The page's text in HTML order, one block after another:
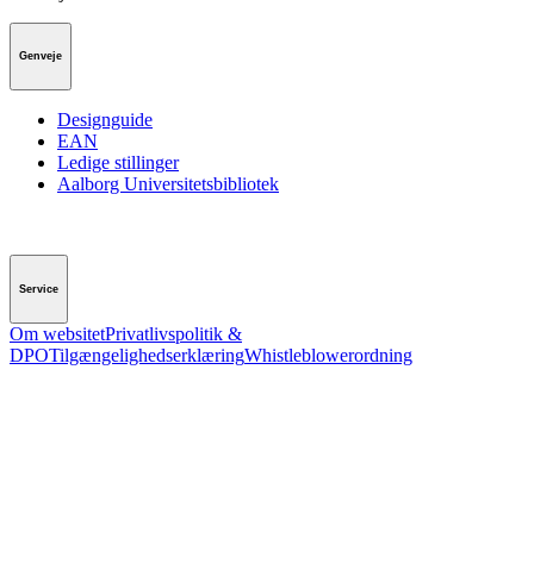
Genveje
Designguide
EAN
Ledige stillinger
Aalborg Universitetsbibliotek
Service
Om websitetPrivatlivspolitik &
DPOTilgængelighedserklæringWhistleblowerordning